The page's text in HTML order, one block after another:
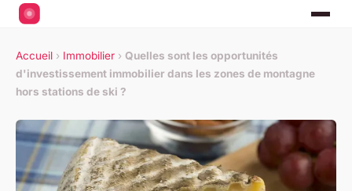
Accueil › Immobilier › Quelles sont les opportunités
d'investissement immobilier dans les zones de montagne
hors stations de ski ?